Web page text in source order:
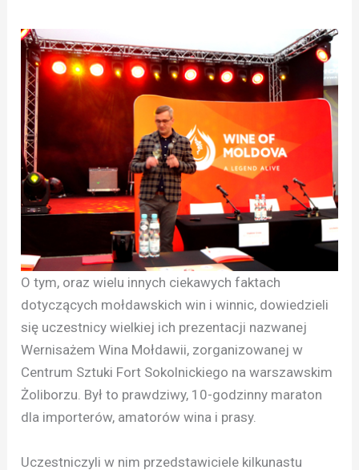
O tym, oraz wielu innych ciekawych faktach
dotyczących mołdawskich win i winnic, dowiedzieli
się uczestnicy wielkiej ich prezentacji nazwanej
Wernisażem Wina Mołdawii, zorganizowanej w
Centrum Sztuki Fort Sokolnickiego na warszawskim
Żoliborzu. Był to prawdziwy, 10-godzinny maraton
dla importerów, amatorów wina i prasy.
Uczestniczyli w nim przedstawiciele kilkunastu